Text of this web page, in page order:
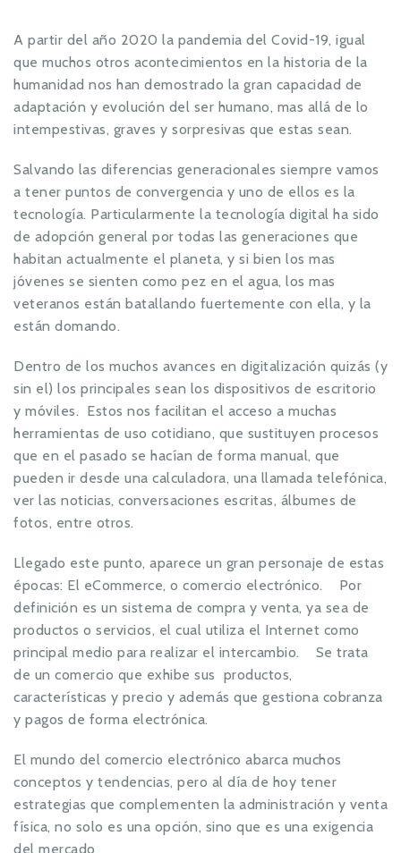
A partir del año 2020 la pandemia del Covid-19, igual
que muchos otros acontecimientos en la historia de la
humanidad nos han demostrado la gran capacidad de
adaptación y evolución del ser humano, mas allá de lo
intempestivas, graves y sorpresivas que estas sean.
Salvando las diferencias generacionales siempre vamos
a tener puntos de convergencia y uno de ellos es la
tecnología. Particularmente la tecnología digital ha sido
de adopción general por todas las generaciones que
habitan actualmente el planeta, y si bien los mas
jóvenes se sienten como pez en el agua, los mas
veteranos están batallando fuertemente con ella, y la
están domando.
Dentro de los muchos avances en digitalización quizás (y
sin el) los principales sean los dispositivos de escritorio
y móviles. Estos nos facilitan el acceso a muchas
herramientas de uso cotidiano, que sustituyen procesos
que en el pasado se hacían de forma manual, que
pueden ir desde una calculadora, una llamada telefónica,
ver las noticias, conversaciones escritas, álbumes de
fotos, entre otros.
Llegado este punto, aparece un gran personaje de estas
épocas: El eCommerce, o comercio electrónico. Por
definición es un sistema de compra y venta, ya sea de
productos o servicios, el cual utiliza el Internet como
principal medio para realizar el intercambio. Se trata
de un comercio que exhibe sus productos,
características y precio y además que gestiona cobranza
y pagos de forma electrónica.
El mundo del comercio electrónico abarca muchos
conceptos y tendencias, pero al día de hoy tener
estrategias que complementen la administración y venta
física, no solo es una opción, sino que es una exigencia
del mercado